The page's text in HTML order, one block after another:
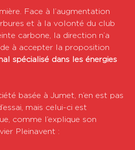
Face à l’augmentation
et à la volonté du club
carbone, la direction n’a
à accepter la proposition
spécialisé dans les énergies
basée à Jumet, n’en est pas
mais celui-ci est
comme l’explique son
Pleinavent :